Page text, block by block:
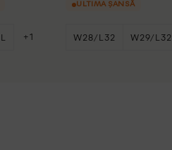
+1
ULTIMA ȘANSĂ
W28/L32 W29/L32